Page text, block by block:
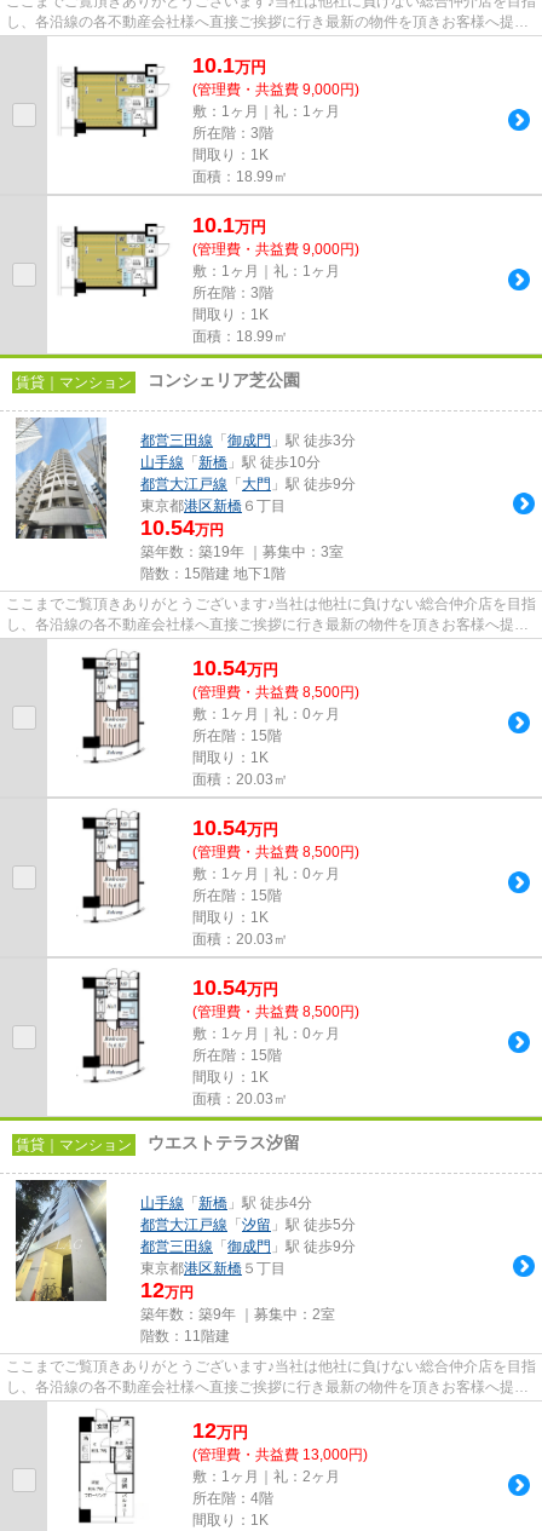
し、各沿線の各不動産会社様へ直接ご挨拶に行き最新の物件を頂きお客様へ提供
10.1万円
(管理費・共益費 9,000円)
敷：1ヶ月｜礼：1ヶ月
所在階：3階
間取り：1K
面積：18.99㎡
10.1万円
(管理費・共益費 9,000円)
敷：1ヶ月｜礼：1ヶ月
所在階：3階
間取り：1K
面積：18.99㎡
賃貸｜マンション コンシェリア芝公園
都営三田線 「 御成門 」駅 徒歩3分
山手線 「 新橋 」駅 徒歩10分
都営大江戸線 「 大門 」駅 徒歩9分
東京都港区新橋 ６丁目
10.54万円
築年数：築19年 ｜募集中： 3室
階数：15階建 地下1階
ここまでご覧頂きありがとうございます♪当社は他社に負けない総合仲介店を目指
し、各沿線の各不動産会社様へ直接ご挨拶に行き最新の物件を頂きお客様へ提供
しております！最新の情報は...
10.54万円
(管理費・共益費 8,500円)
敷：1ヶ月｜礼：0ヶ月
所在階：15階
間取り：1K
面積：20.03㎡
10.54万円
(管理費・共益費 8,500円)
敷：1ヶ月｜礼：0ヶ月
所在階：15階
間取り：1K
面積：20.03㎡
10.54万円
(管理費・共益費 8,500円)
敷：1ヶ月｜礼：0ヶ月
所在階：15階
間取り：1K
面積：20.03㎡
賃貸｜マンション ウエストテラス汐留
山手線 「 新橋 」駅 徒歩4分
都営大江戸線 「 汐留 」駅 徒歩5分
都営三田線 「 御成門 」駅 徒歩9分
東京都港区新橋 ５丁目
12万円
築年数：築9年 ｜募集中： 2室
階数：11階建
ここまでご覧頂きありがとうございます♪当社は他社に負けない総合仲介店を目指
し、各沿線の各不動産会社様へ直接ご挨拶に行き最新の物件を頂きお客様へ提供
しております！最新の情報は...
12万円
(管理費・共益費 13,000円)
敷：1ヶ月｜礼：2ヶ月
所在階：4階
間取り：1K